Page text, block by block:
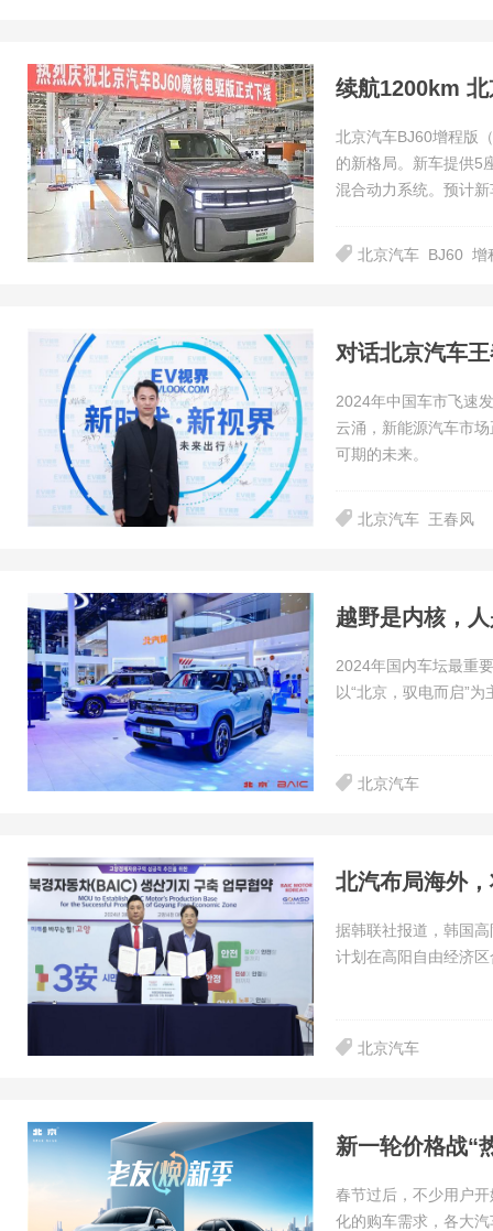
续航1200km
北京汽车BJ60增程版
的新格局。新车提供5
混合动力系统。预计
北京汽车 BJ60 增
2024年中国车市飞速
云涌，新能源汽车市
可期的未来。
北京汽车 王春风
2024年国内车坛最重
以“北京，驭电而启”
北京汽车
北汽布局海外
据韩联社报道，韩国
计划在高阳自由经济
北京汽车
新一轮价格战“
春节过后，不少用户
化的购车需求，各大